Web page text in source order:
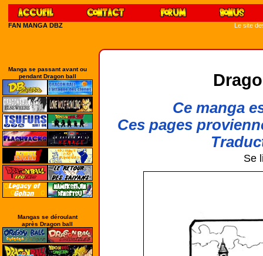
FAN MANGA DBZ Le site
Manga se passant avant ou
pendant Dragon ball
Mangas se déroulant
après Dragon ball
Ce manga
Ces pages
Se